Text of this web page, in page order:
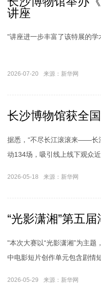
讲座
"讲座进一步丰富了该特展的
2026-07-20 来源：新华网
长沙博物馆获全
据悉，“不尽长江滚滚来——长
动134场，吸引线上线下观众近
2026-05-18 来源：新华网
“光影潇湘”第五
"本次大赛以“光影潇湘”为主
中电影短片创作单元包含剧情
2026-05-29 来源：新华网